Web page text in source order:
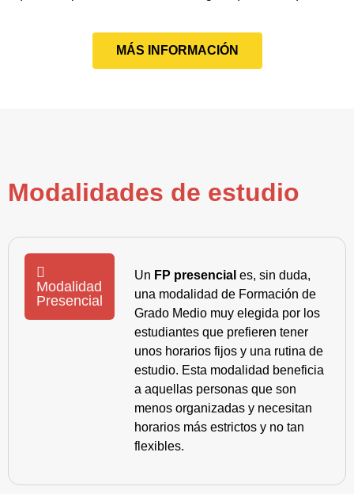
MÁS INFORMACIÓN
Modalidades de estudio
Modalidad
Presencial
Un FP presencial es, sin duda,
una modalidad de Formación de
Grado Medio muy elegida por los
estudiantes que prefieren tener
unos horarios fijos y una rutina de
estudio. Esta modalidad beneficia
a aquellas personas que son
menos organizadas y necesitan
horarios más estrictos y no tan
flexibles.